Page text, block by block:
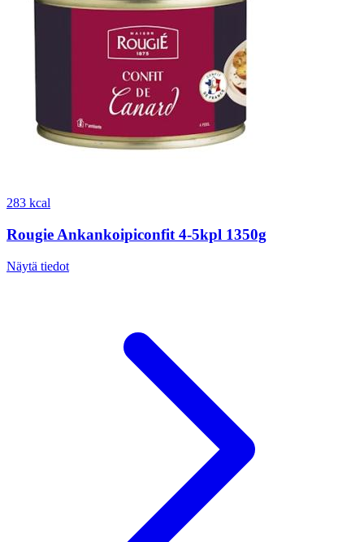
283 kcal
Rougie Ankankoipiconfit 4-5kpl 1350g
Näytä tiedot